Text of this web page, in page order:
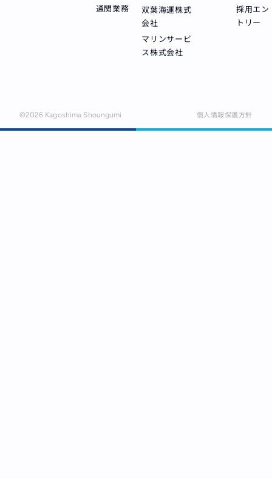
通関業務
双葉海運株式
会社
マリンサービ
ス株式会社
採用エン
トリー
©2026 Kagoshima Shoungumi 個人情報保護方針